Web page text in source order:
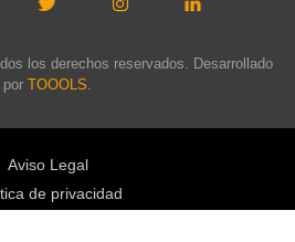
los derechos reservados. Desarrollado
por TOOOLS
Aviso Legal
de privacidad